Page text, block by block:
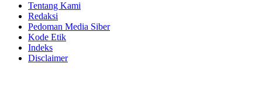
Tentang Kami
Redaksi
Pedoman Media Siber
Kode Etik
Indeks
Disclaimer